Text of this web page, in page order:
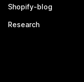
Shopify-blog
Research